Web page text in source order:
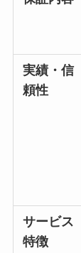
実績・信
頼性
サービス
特徴